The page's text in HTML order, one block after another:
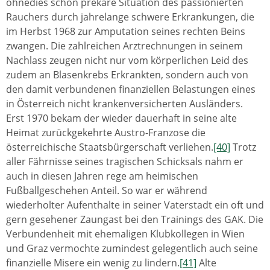
Rauchers durch jahrelange schwere Erkrankungen, die
im Herbst 1968 zur Amputation seines rechten Beins
zwangen. Die zahlreichen Arztrechnungen in seinem
Nachlass zeugen nicht nur vom körperlichen Leid des
zudem an Blasenkrebs Erkrankten, sondern auch von
den damit verbundenen finanziellen Belastungen eines
in Österreich nicht krankenversicherten Ausländers.
Erst 1970 bekam der wieder dauerhaft in seine alte
Heimat zurückgekehrte Austro-Franzose die
österreichische Staatsbürgerschaft verliehen.[40] Trotz
aller Fährnisse seines tragischen Schicksals nahm er
auch in diesen Jahren rege am heimischen
Fußballgeschehen Anteil. So war er während
wiederholter Aufenthalte in seiner Vaterstadt ein oft und
gern gesehener Zaungast bei den Trainings des GAK. Die
Verbundenheit mit ehemaligen Klubkollegen in Wien
und Graz vermochte zumindest gelegentlich auch seine
finanzielle Misere ein wenig zu lindern.[41] Alte